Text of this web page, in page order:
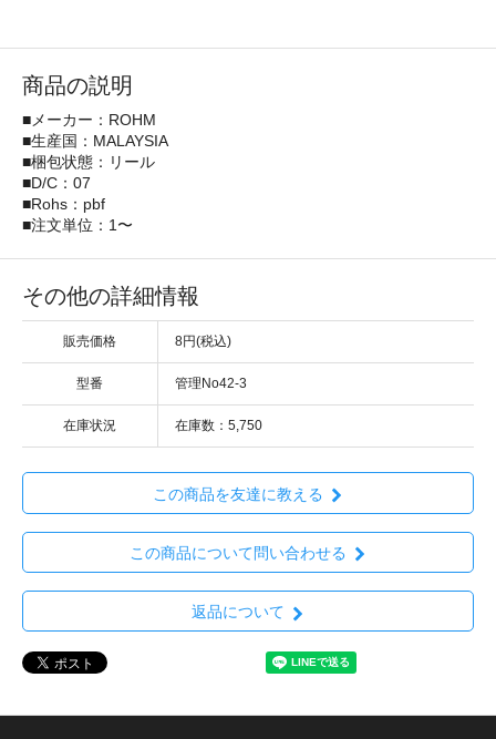
商品の説明
■メーカー：ROHM
■生産国：MALAYSIA
■梱包状態：リール
■D/C：07
■Rohs：pbf
■注文単位：1〜
その他の詳細情報
販売価格 8円(税込)
型番 管理No42-3
在庫状況 在庫数：5,750
この商品を友達に教える
この商品について問い合わせる
返品について